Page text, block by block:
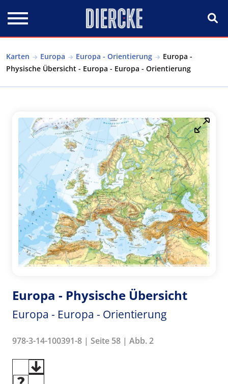
Karten Europa Europa - Orientierung
Europa -
Physische Übersicht - Europa - Europa - Orientierung
Europa - Physische Übersicht
Europa - Europa - Orientierung
978-3-14-100391-8 | Seite 58 | Abb. 2